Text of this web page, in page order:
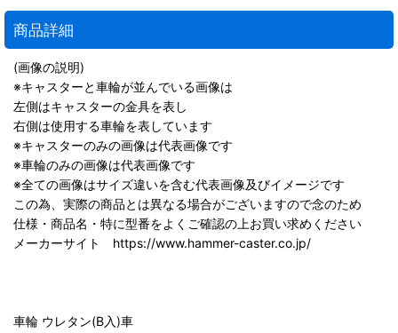
商品詳細
(画像の説明)
※キャスターと車輪が並んでいる画像は
左側はキャスターの金具を表し
右側は使用する車輪を表しています
※キャスターのみの画像は代表画像です
※車輪のみの画像は代表画像です
※全ての画像はサイズ違いを含む代表画像及びイメージです
この為、実際の商品とは異なる場合がございますので念のため
仕様・商品名・特に型番をよくご確認の上お買い求めください
メーカーサイト https://www.hammer-caster.co.jp/
車輪 ウレタン(B入)車